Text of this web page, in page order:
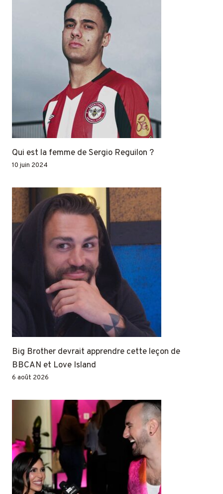
Qui est la femme de Sergio Reguilon ?
10 juin 2024
Big Brother devrait apprendre cette leçon de
BBCAN et Love Island
6 août 2026